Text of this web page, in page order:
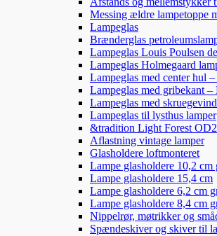
Messing ældre lampetoppe
Lampeglas
Brænderglas
Lampeglas Louis Poulsen
Lampeglas Holmegaard
Lampeglas med center hul
Lampeglas med gribekant –
Lampeglas med
Lampeglas til lysthus lamper
&tradition Light Forest
Aflastning vintage lamper
Glasholdere loftmonteret
Lampe glasholdere 10,2 cm
Lampe glasholdere 15,4 cm
Lampe glasholdere 6,2 cm
Lampe glasholdere 8,4 cm
Nippelrør, møtrikker og
Spændeskiver og skiver til